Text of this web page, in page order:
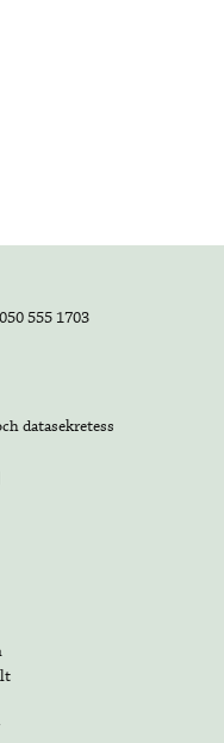
555 1703
datasekretess